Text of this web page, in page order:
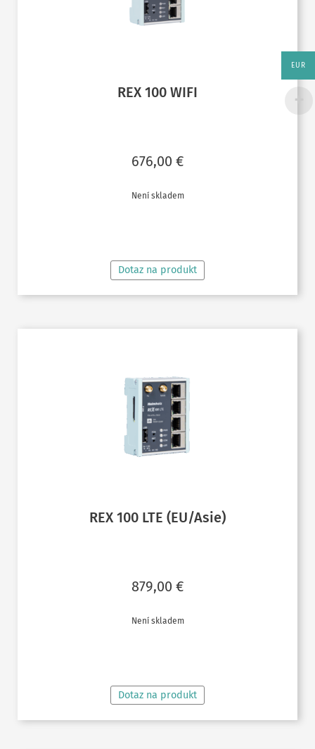
REX 100 WIFI
676,00 €
Není skladem
Dotaz na produkt
REX 100 LTE (EU/Asie)
879,00 €
Není skladem
Dotaz na produkt
EUR